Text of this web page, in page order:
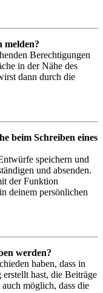
melden?
Berechtigungen
in der Nähe des
dann durch die
beim Schreiben eines
speichern und
und absenden.
der Funktion
deinem persönlichen
werden?
haben, dass in
hast, die Beiträge
möglich, dass die